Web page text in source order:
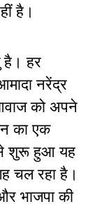
है।
हर
नरेंद्र
को अपने
का एक
से शुरू हुआ यह
चल रहा है।
भाजपा की